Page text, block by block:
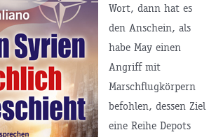
Wort, dann hat es
den Anschein, als
habe May einen
Angriff mit
Marschflugkörpern
befohlen, dessen Ziel
eine Reihe Depots